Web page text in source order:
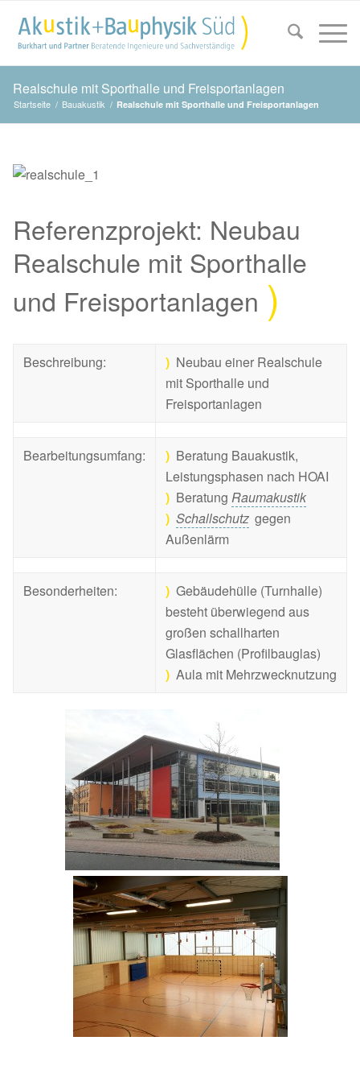
Realschule mit Sporthalle und Freisportanlagen
Startseite / Bauakustik / Realschule mit Sporthalle und Freisportanlagen
Referenzprojekt: Neubau
Realschule mit Sporthalle
und Freisportanlagen
Beschreibung: ) Neubau einer Realschule
mit Sporthalle und
Freisportanlagen
Bearbeitungsumfang: ) Beratung Bauakustik,
Leistungsphasen nach HOAI
) Beratung Raumakustik
) Schallschutz gegen
Außenlärm
Besonderheiten: ) Gebäudehülle (Turnhalle)
besteht überwiegend aus
großen schallharten
Glasflächen (Profilbauglas)
) Aula mit Mehrzwecknutzung